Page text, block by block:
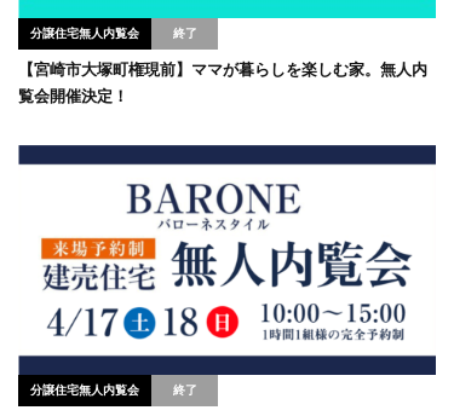
分譲住宅無人内覧会
【宮崎市大塚町権現前】ママが暮らしを楽しむ家。無人内
覧会開催決定！
分譲住宅無人内覧会